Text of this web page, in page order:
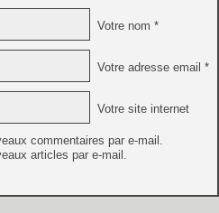
Votre nom *
Votre adresse email *
Votre site internet
commentaires par e-mail.
articles par e-mail.